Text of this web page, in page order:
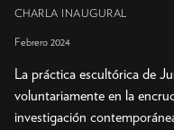
CHARLA INAUGURAL
Febrero 2024
La práctica escultórica de
voluntariamente en la
investigación